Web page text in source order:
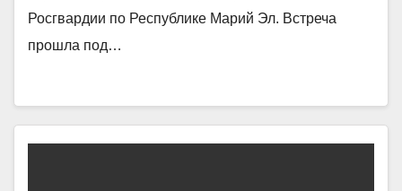
Росгвардии по Республике Марий Эл. Встреча
прошла под…